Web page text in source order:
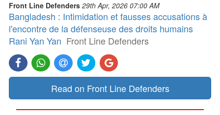
Front Line Defenders 29th Apr, 2026 07:00 AM
Bangladesh : Intimidation et fausses accusations à
l'encontre de la défenseuse des droits humains
Rani Yan Yan Front Line Defenders
Read on Front Line Defenders